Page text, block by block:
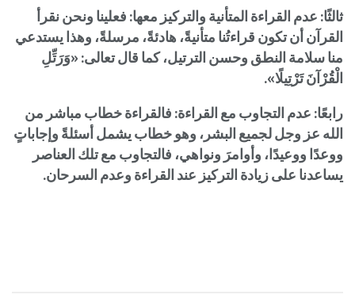
ثالثًا: عدم القراءة المتأنية والتركيز معها: فعلينا ونحن نقرأ
القرآن أن تكون قراءتُنا متأنيةً، هادئةً، مرسلةً، وهذا يستدعي
منا سلامة النطق وحسن الترتيل، كما قال تعالى: «وَرَتِّلِ
الْقُرْآنَ تَرْتِيلًا».
رابعًا: عدم التجاوب مع القراءة: فالقراءة خطاب مباشر من
الله عز وجل لجميع البشر، وهو خطاب يشمل أسئلةً وإجاباتٍ
ووعدًا ووعيدًا، وأوامرَ ونواهي، فالتجاوب مع تلك العناصر
يساعدنا على زيادة التركيز عند القراءة وعدم السرحان.